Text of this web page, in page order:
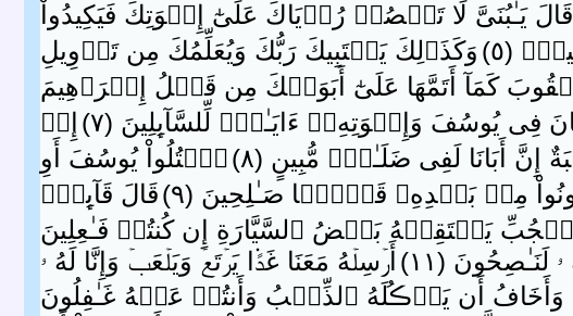
قَالَ يَـٰبُنَىَّ لَا تَقۡصُصۡ رُءۡيَاكَ عَلَىٰٓ إِخۡوَتِكَ فَيَكِيدُواْ
( ٥ )
وَكَذَٲلِكَ يَجۡتَبِيكَ رَبُّكَ وَيُعَلِّمُكَ مِن تَأۡوِيلِ
كَمَآ أَتَمَّهَا عَلَىٰٓ أَبَوَيۡكَ مِن قَبۡلُ إِبۡرَٲهِيمَ
فِى يُوسُفَ وَإِخۡوَتِهِۦۤ ءَايَـٰتٌ۬ لِّلسَّآٮِٕلِينَ ( ٧ )
إِذۡ
إِنَّ أَبَانَا لَفِى ضَلَـٰلٍ۬ مُّبِينٍ ( ٨ )
ٱقۡتُلُواْ يُوسُفَ أَوِ
مِنۢ بَعۡدِهِۦ قَوۡمً۬ا صَـٰلِحِينَ ( ٩ )
قَالَ قَآٮِٕلٌ۬
يَلۡتَقِطۡهُ بَعۡضُ ٱلسَّيَّارَةِ إِن كُنتُمۡ فَـٰعِلِينَ
لَنَـٰصِحُونَ ( ١١ )
أَرۡسِلۡهُ مَعَنَا غَدً۬ا يَرۡتَعۡ وَيَلۡعَبۡ وَإِنَّا لَهُ ۥ
وَأَخَافُ أَن يَأۡڪُلَهُ ٱلذِّئۡبُ وَأَنتُمۡ عَنۡهُ غَـٰفِلُونَ